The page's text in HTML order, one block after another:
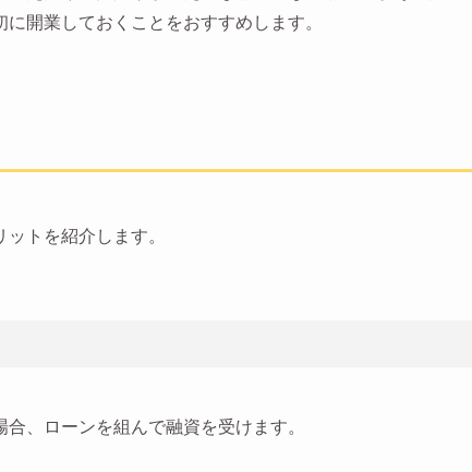
開業しておくことをおすすめします。
トを紹介します。
、ローンを組んで融資を受けます。